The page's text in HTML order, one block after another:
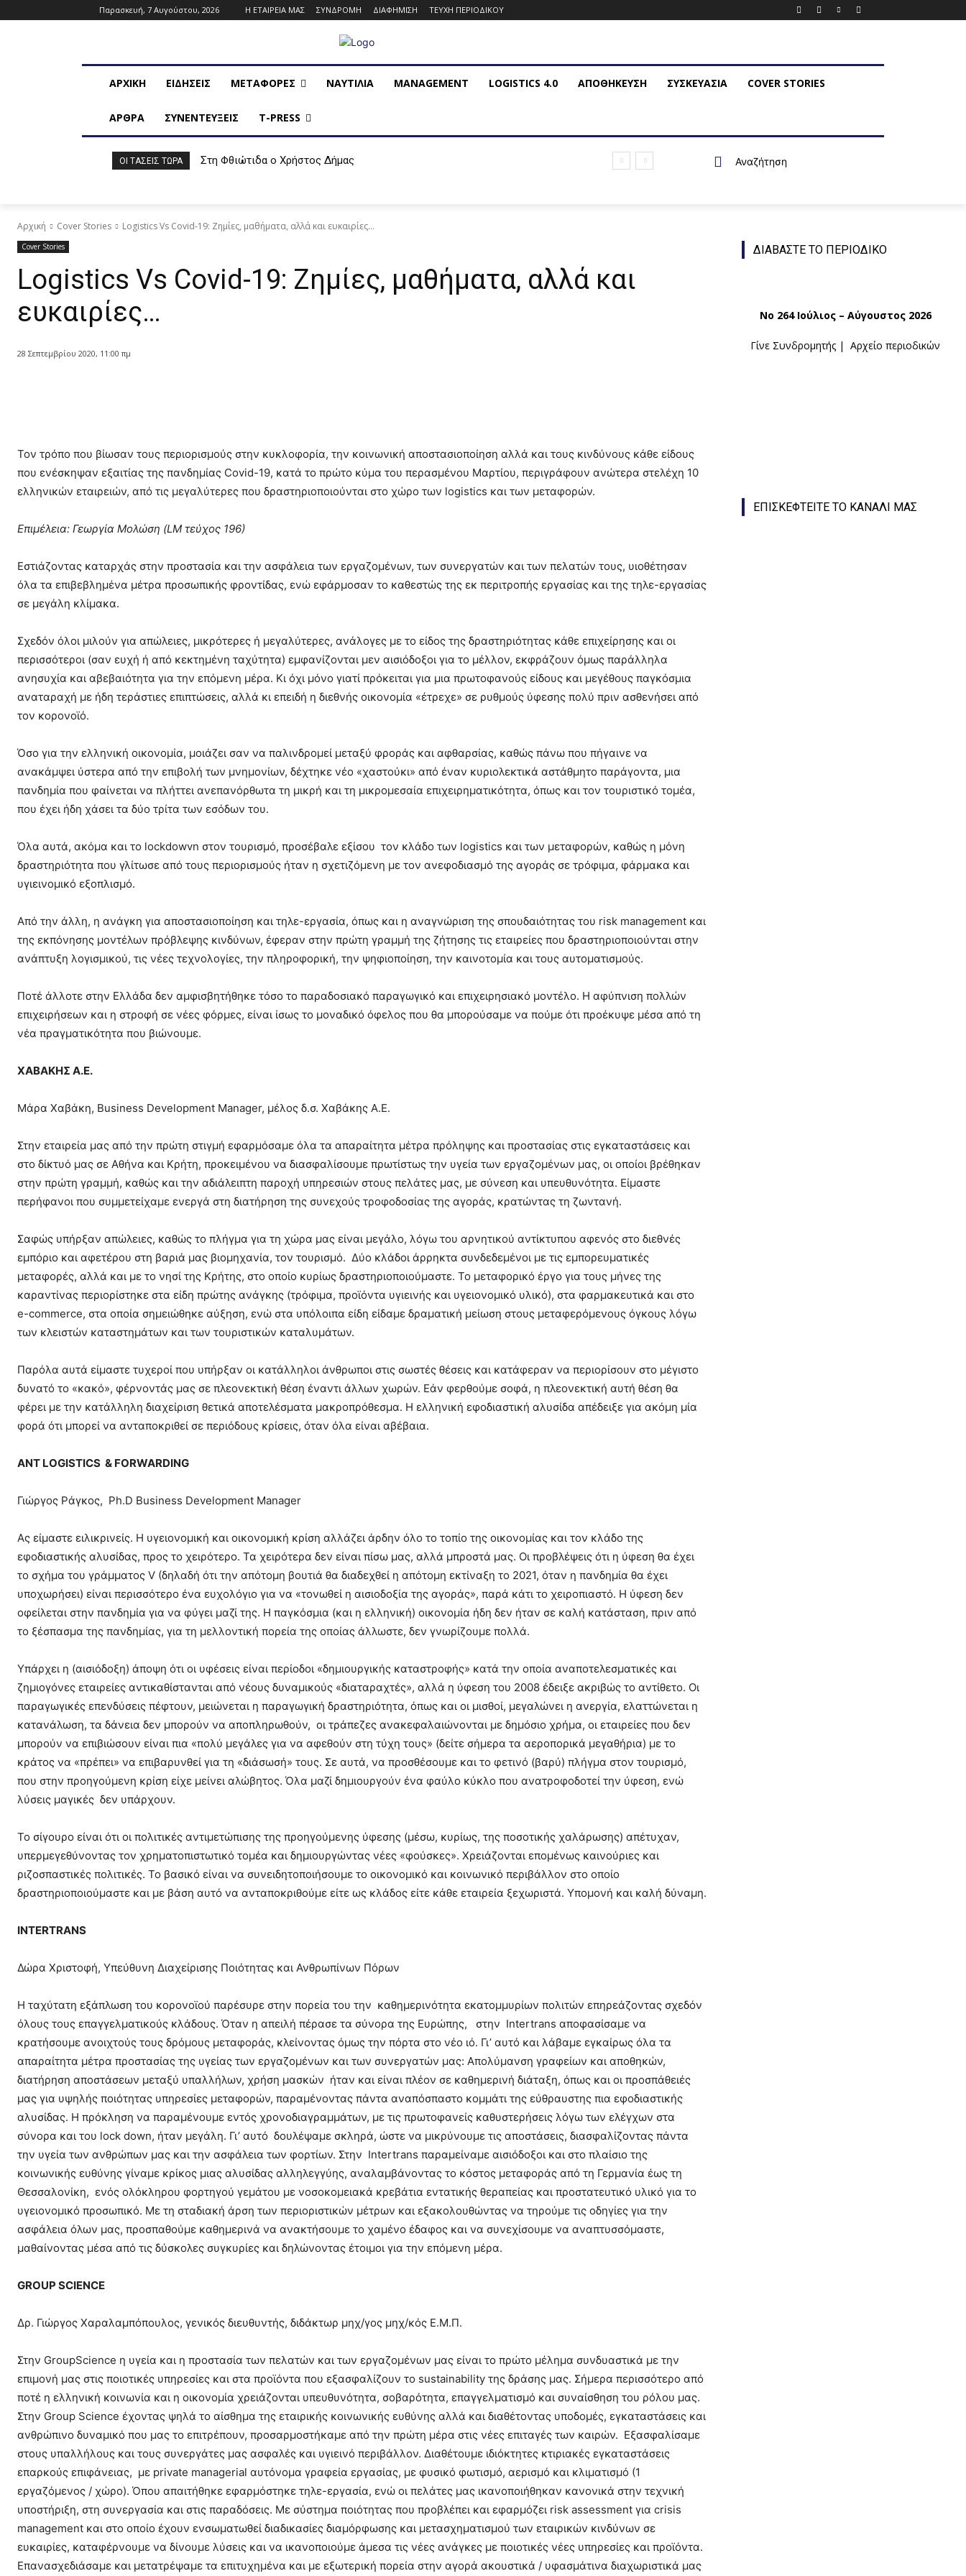
Παρασκευή, 7 Αυγούστου, 2026 Η ΕΤΑΙΡΕΙΑ ΜΑΣ ΣΥΝΔΡΟΜΗ ΔΙΑΦΗΜΙΣΗ ΤΕΥΧΗ ΠΕΡΙΟΔΙΚΟΥ
ΑΡΧΙΚΗ ΕΙΔΗΣΕΙΣ ΜΕΤΑΦΟΡΕΣ ΝΑΥΤΙΛΙΑ MANAGEMENT LOGISTICS 4.0 ΑΠΟΘΗΚΕΥΣΗ ΣΥΣΚΕΥΑΣΙΑ COVER STORIES
ΑΡΘΡΑ ΣΥΝΕΝΤΕΥΞΕΙΣ T-PRESS
ΟΙ ΤΆΣΕΙΣ ΤΏΡΑ Στη Φθιώτιδα ο Χρήστος Δήμας Αναζήτηση
Αρχική Cover Stories Logistics Vs Covid-19: Ζημίες, μαθήματα, αλλά και ευκαιρίες...
Cover Stories
Logistics Vs Covid-19: Ζημίες, μαθήματα, αλλά και
ευκαιρίες…
28 Σεπτεμβρίου 2020, 11:00 πμ
Τον τρόπο που βίωσαν τους περιορισμούς στην κυκλοφορία, την κοινωνική αποστασιοποίηση αλλά και τους κινδύνους κάθε είδους
που ενέσκηψαν εξαιτίας της πανδημίας Covid-19, κατά το πρώτο κύμα του περασμένου Μαρτίου, περιγράφουν ανώτερα στελέχη 10
ελληνικών εταιρειών, από τις μεγαλύτερες που δραστηριοποιούνται στο χώρο των logistics και των μεταφορών.
Επιμέλεια: Γεωργία Μολώση (LM τεύχος 196)
Εστιάζοντας καταρχάς στην προστασία και την ασφάλεια των εργαζομένων, των συνεργατών και των πελατών τους, υιοθέτησαν
όλα τα επιβεβλημένα μέτρα προσωπικής φροντίδας, ενώ εφάρμοσαν το καθεστώς της εκ περιτροπής εργασίας και της τηλε-εργασίας
σε μεγάλη κλίμακα.
Σχεδόν όλοι μιλούν για απώλειες, μικρότερες ή μεγαλύτερες, ανάλογες με το είδος της δραστηριότητας κάθε επιχείρησης και οι
περισσότεροι (σαν ευχή ή από κεκτημένη ταχύτητα) εμφανίζονται μεν αισιόδοξοι για το μέλλον, εκφράζουν όμως παράλληλα
ανησυχία και αβεβαιότητα για την επόμενη μέρα. Κι όχι μόνο γιατί πρόκειται για μια πρωτοφανούς είδους και μεγέθους παγκόσμια
αναταραχή με ήδη τεράστιες επιπτώσεις, αλλά κι επειδή η διεθνής οικονομία «έτρεχε» σε ρυθμούς ύφεσης πολύ πριν ασθενήσει από
τον κορονοϊό.
Όσο για την ελληνική οικονομία, μοιάζει σαν να παλινδρομεί μεταξύ φροράς και αφθαρσίας, καθώς πάνω που πήγαινε να
ανακάμψει ύστερα από την επιβολή των μνημονίων, δέχτηκε νέο «χαστούκι» από έναν κυριολεκτικά αστάθμητο παράγοντα, μια
πανδημία που φαίνεται να πλήττει ανεπανόρθωτα τη μικρή και τη μικρομεσαία επιχειρηματικότητα, όπως και τον τουριστικό τομέα,
που έχει ήδη χάσει τα δύο τρίτα των εσόδων του.
Όλα αυτά, ακόμα και το lockdowvn στον τουρισμό, προσέβαλε εξίσου τον κλάδο των logistics και των μεταφορών, καθώς η μόνη
δραστηριότητα που γλίτωσε από τους περιορισμούς ήταν η σχετιζόμενη με τον ανεφοδιασμό της αγοράς σε τρόφιμα, φάρμακα και
υγιεινομικό εξοπλισμό.
Από την άλλη, η ανάγκη για αποστασιοποίηση και τηλε-εργασία, όπως και η αναγνώριση της σπουδαιότητας του risk management και
της εκπόνησης μοντέλων πρόβλεψης κινδύνων, έφεραν στην πρώτη γραμμή της ζήτησης τις εταιρείες που δραστηριοποιούνται στην
ανάπτυξη λογισμικού, τις νέες τεχνολογίες, την πληροφορική, την ψηφιοποίηση, την καινοτομία και τους αυτοματισμούς.
Ποτέ άλλοτε στην Ελλάδα δεν αμφισβητήθηκε τόσο το παραδοσιακό παραγωγικό και επιχειρησιακό μοντέλο. Η αφύπνιση πολλών
επιχειρήσεων και η στροφή σε νέες φόρμες, είναι ίσως το μοναδικό όφελος που θα μπορούσαμε να πούμε ότι προέκυψε μέσα από τη
νέα πραγματικότητα που βιώνουμε.
ΧΑΒΑΚΗΣ Α.Ε.
Μάρα Χαβάκη, Business Development Manager, μέλος δ.σ. Χαβάκης Α.Ε.
Στην εταιρεία μας από την πρώτη στιγμή εφαρμόσαμε όλα τα απαραίτητα μέτρα πρόληψης και προστασίας στις εγκαταστάσεις και
στο δίκτυό μας σε Αθήνα και Κρήτη, προκειμένου να διασφαλίσουμε πρωτίστως την υγεία των εργαζομένων μας, οι οποίοι βρέθηκαν
στην πρώτη γραμμή, καθώς και την αδιάλειπτη παροχή υπηρεσιών στους πελάτες μας, με σύνεση και υπευθυνότητα. Είμαστε
περήφανοι που συμμετείχαμε ενεργά στη διατήρηση της συνεχούς τροφοδοσίας της αγοράς, κρατώντας τη ζωντανή.
Σαφώς υπήρξαν απώλειες, καθώς το πλήγμα για τη χώρα μας είναι μεγάλο, λόγω του αρνητικού αντίκτυπου αφενός στο διεθνές
εμπόριο και αφετέρου στη βαριά μας βιομηχανία, τον τουρισμό. Δύο κλάδοι άρρηκτα συνδεδεμένοι με τις εμπορευματικές
μεταφορές, αλλά και με το νησί της Κρήτης, στο οποίο κυρίως δραστηριοποιούμαστε. Το μεταφορικό έργο για τους μήνες της
καραντίνας περιορίστηκε στα είδη πρώτης ανάγκης (τρόφιμα, προϊόντα υγιεινής και υγειονομικό υλικό), στα φαρμακευτικά και στο
e-commerce, στα οποία σημειώθηκε αύξηση, ενώ στα υπόλοιπα είδη είδαμε δραματική μείωση στους μεταφερόμενους όγκους λόγω
των κλειστών καταστημάτων και των τουριστικών καταλυμάτων.
Παρόλα αυτά είμαστε τυχεροί που υπήρξαν οι κατάλληλοι άνθρωποι στις σωστές θέσεις και κατάφεραν να περιορίσουν στο μέγιστο
δυνατό το «κακό», φέρνοντάς μας σε πλεονεκτική θέση έναντι άλλων χωρών. Εάν φερθούμε σοφά, η πλεονεκτική αυτή θέση θα
φέρει με την κατάλληλη διαχείριση θετικά αποτελέσματα μακροπρόθεσμα. Η ελληνική εφοδιαστική αλυσίδα απέδειξε για ακόμη μία
φορά ότι μπορεί να ανταποκριθεί σε περιόδους κρίσεις, όταν όλα είναι αβέβαια.
ANT LOGISTICS & FORWARDING
Γιώργος Ράγκος, Ph.D Business Development Manager
Ας είμαστε ειλικρινείς. Η υγειονομική και οικονομική κρίση αλλάζει άρδην όλο το τοπίο της οικονομίας και τον κλάδο της
εφοδιαστικής αλυσίδας, προς το χειρότερο. Τα χειρότερα δεν είναι πίσω μας, αλλά μπροστά μας. Οι προβλέψεις ότι η ύφεση θα έχει
το σχήμα του γράμματος V (δηλαδή ότι την απότομη βουτιά θα διαδεχθεί η απότομη εκτίναξη το 2021, όταν η πανδημία θα έχει
υποχωρήσει) είναι περισσότερο ένα ευχολόγιο για να «τονωθεί η αισιοδοξία της αγοράς», παρά κάτι το χειροπιαστό. Η ύφεση δεν
οφείλεται στην πανδημία για να φύγει μαζί της. Η παγκόσμια (και η ελληνική) οικονομία ήδη δεν ήταν σε καλή κατάσταση, πριν από
το ξέσπασμα της πανδημίας, για τη μελλοντική πορεία της οποίας άλλωστε, δεν γνωρίζουμε πολλά.
Υπάρχει η (αισιόδοξη) άποψη ότι οι υφέσεις είναι περίοδοι «δημιουργικής καταστροφής» κατά την οποία αναποτελεσματικές και
ζημιογόνες εταιρείες αντικαθίστανται από νέους δυναμικούς «διαταραχτές», αλλά η ύφεση του 2008 έδειξε ακριβώς το αντίθετο. Οι
παραγωγικές επενδύσεις πέφτουν, μειώνεται η παραγωγική δραστηριότητα, όπως και οι μισθοί, μεγαλώνει η ανεργία, ελαττώνεται η
κατανάλωση, τα δάνεια δεν μπορούν να αποπληρωθούν, οι τράπεζες ανακεφαλαιώνονται με δημόσιο χρήμα, οι εταιρείες που δεν
μπορούν να επιβιώσουν είναι πια «πολύ μεγάλες για να αφεθούν στη τύχη τους» (δείτε σήμερα τα αεροπορικά μεγαθήρια) με το
κράτος να «πρέπει» να επιβαρυνθεί για τη «διάσωσή» τους. Σε αυτά, να προσθέσουμε και το φετινό (βαρύ) πλήγμα στον τουρισμό,
που στην προηγούμενη κρίση είχε μείνει αλώβητος. Όλα μαζί δημιουργούν ένα φαύλο κύκλο που ανατροφοδοτεί την ύφεση, ενώ
λύσεις μαγικές δεν υπάρχουν.
Το σίγουρο είναι ότι οι πολιτικές αντιμετώπισης της προηγούμενης ύφεσης (μέσω, κυρίως, της ποσοτικής χαλάρωσης) απέτυχαν,
υπερμεγεθύνοντας τον χρηματοπιστωτικό τομέα και δημιουργώντας νέες «φούσκες». Χρειάζονται επομένως καινούριες και
ριζοσπαστικές πολιτικές. Το βασικό είναι να συνειδητοποιήσουμε το οικονομικό και κοινωνικό περιβάλλον στο οποίο
δραστηριοποιούμαστε και με βάση αυτό να ανταποκριθούμε είτε ως κλάδος είτε κάθε εταιρεία ξεχωριστά. Υπομονή και καλή δύναμη.
INTERTRANS
Δώρα Χριστοφή, Υπεύθυνη Διαχείρισης Ποιότητας και Ανθρωπίνων Πόρων
Η ταχύτατη εξάπλωση του κορονοϊού παρέσυρε στην πορεία του την καθημερινότητα εκατομμυρίων πολιτών επηρεάζοντας σχεδόν
όλους τους επαγγελματικούς κλάδους. Όταν η απειλή πέρασε τα σύνορα της Ευρώπης, στην Intertrans αποφασίσαμε να
κρατήσουμε ανοιχτούς τους δρόμους μεταφοράς, κλείνοντας όμως την πόρτα στο νέο ιό. Γι’ αυτό και λάβαμε εγκαίρως όλα τα
απαραίτητα μέτρα προστασίας της υγείας των εργαζομένων και των συνεργατών μας: Απολύμανση γραφείων και αποθηκών,
διατήρηση αποστάσεων μεταξύ υπαλλήλων, χρήση μασκών ήταν και είναι πλέον σε καθημερινή διάταξη, όπως και οι προσπάθειές
μας για υψηλής ποιότητας υπηρεσίες μεταφορών, παραμένοντας πάντα αναπόσπαστο κομμάτι της εύθραυστης πια εφοδιαστικής
αλυσίδας. Η πρόκληση να παραμένουμε εντός χρονοδιαγραμμάτων, με τις πρωτοφανείς καθυστερήσεις λόγω των ελέγχων στα
σύνορα και του lock down, ήταν μεγάλη. Γι’ αυτό δουλέψαμε σκληρά, ώστε να μικρύνουμε τις αποστάσεις, διασφαλίζοντας πάντα
την υγεία των ανθρώπων μας και την ασφάλεια των φορτίων. Στην Intertrans παραμείναμε αισιόδοξοι και στο πλαίσιο της
κοινωνικής ευθύνης γίναμε κρίκος μιας αλυσίδας αλληλεγγύης, αναλαμβάνοντας το κόστος μεταφοράς από τη Γερμανία έως τη
Θεσσαλονίκη, ενός ολόκληρου φορτηγού γεμάτου με νοσοκομειακά κρεβάτια εντατικής θεραπείας και προστατευτικό υλικό για το
υγειονομικό προσωπικό. Με τη σταδιακή άρση των περιοριστικών μέτρων και εξακολουθώντας να τηρούμε τις οδηγίες για την
ασφάλεια όλων μας, προσπαθούμε καθημερινά να ανακτήσουμε το χαμένο έδαφος και να συνεχίσουμε να αναπτυσσόμαστε,
μαθαίνοντας μέσα από τις δύσκολες συγκυρίες και δηλώνοντας έτοιμοι για την επόμενη μέρα.
GROUP SCIENCE
Δρ. Γιώργος Χαραλαμπόπουλος, γενικός διευθυντής, διδάκτωρ μηχ/γος μηχ/κός Ε.Μ.Π.
Στην GroupScience η υγεία και η προστασία των πελατών και των εργαζομένων μας είναι το πρώτο μέλημα συνδυαστικά με την
επιμονή μας στις ποιοτικές υπηρεσίες και στα προϊόντα που εξασφαλίζουν το sustainability της δράσης μας. Σήμερα περισσότερο από
ποτέ η ελληνική κοινωνία και η οικονομία χρειάζονται υπευθυνότητα, σοβαρότητα, επαγγελματισμό και συναίσθηση του ρόλου μας.
Στην Group Science έχοντας ψηλά το αίσθημα της εταιρικής κοινωνικής ευθύνης αλλά και διαθέτοντας υποδομές, εγκαταστάσεις και
ανθρώπινο δυναμικό που μας το επιτρέπουν, προσαρμοστήκαμε από την πρώτη μέρα στις νέες επιταγές των καιρών. Εξασφαλίσαμε
στους υπαλλήλους και τους συνεργάτες μας ασφαλές και υγιεινό περιβάλλον. Διαθέτουμε ιδιόκτητες κτιριακές εγκαταστάσεις
επαρκούς επιφάνειας, με private managerial αυτόνομα γραφεία εργασίας, με φυσικό φωτισμό, αερισμό και κλιματισμό (1
εργαζόμενος / χώρο). Όπου απαιτήθηκε εφαρμόστηκε τηλε-εργασία, ενώ οι πελάτες μας ικανοποιήθηκαν κανονικά στην τεχνική
υποστήριξη, στη συνεργασία και στις παραδόσεις. Με σύστημα ποιότητας που προβλέπει και εφαρμόζει risk assessment για crisis
management και στο οποίο έχουν ενσωματωθεί διαδικασίες διαμόρφωσης και μετασχηματισμού των εταιρικών κινδύνων σε
ευκαιρίες, καταφέρνουμε να δίνουμε λύσεις και να ικανοποιούμε άμεσα τις νέες ανάγκες με ποιοτικές νέες υπηρεσίες και προϊόντα.
Επανασχεδιάσαμε και μετατρέψαμε τα επιτυχημένα και με εξωτερική πορεία στην αγορά ακουστικά / υφασμάτινα διαχωριστικά μας
ΔΙΑΒΑΣΤΕ ΤΟ ΠΕΡΙΟΔΙΚΟ
Νο 264 Ιούλιος – Αύγουστος 2026
Γίνε Συνδρομητής | Αρχείο περιοδικών
ΕΠΙΣΚΕΦΤΕΙΤΕ ΤΟ ΚΑΝΑΛΙ ΜΑΣ